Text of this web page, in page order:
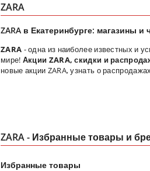
ZARA
ZARA в Екатеринбурге: магазины
ZARA - одна из наиболее известных и
мире! Акции ZARA, скидки и
новые акции ZARA, узнать о
ZARA - Избранные товары и
Избранные товары